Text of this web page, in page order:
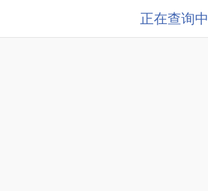
正在查询中